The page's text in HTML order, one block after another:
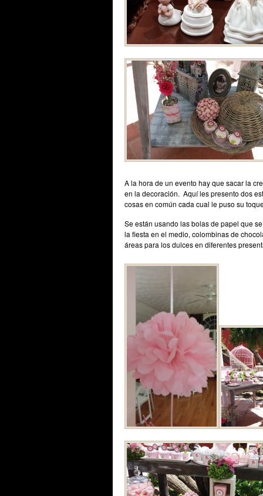
A la hora de un evento hay que sacar la
en la decoración. Aquí les presento dos
cosas en común cada cual le puso su
Se están usando las bolas de papel que
la fiesta en el medio, colombinas de
áreas para los dulces en diferentes